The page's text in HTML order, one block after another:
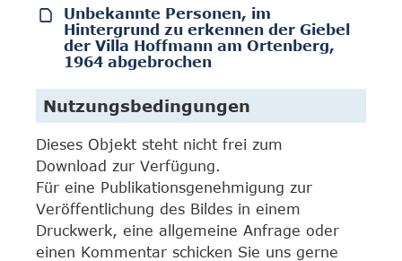
Unbekannte Personen, im
Hintergrund zu erkennen der Giebel
der Villa Hoffmann am Ortenberg,
1964 abgebrochen
Nutzungsbedingungen
Dieses Objekt steht nicht frei zum
Download zur Verfügung.
Für eine Publikationsgenehmigung zur
Veröffentlichung des Bildes in einem
Druckwerk, eine allgemeine Anfrage oder
einen Kommentar schicken Sie uns gerne